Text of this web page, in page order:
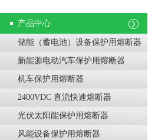
产品中心
储能（蓄电池）设备保护用熔断器
新能源电动汽车保护用熔断器
机车保护用熔断器
2400VDC 直流快速熔断器
光伏太阳能保护用熔断器
风能设备保护用熔断器